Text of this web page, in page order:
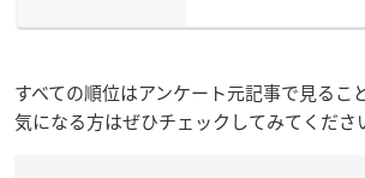
すべての順位はアンケート元記事で見るこ
気になる方はぜひチェックしてみてくださ